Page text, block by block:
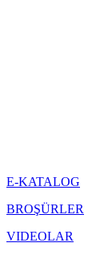
E-KATALOG
BROŞÜRLER
VIDEOLAR